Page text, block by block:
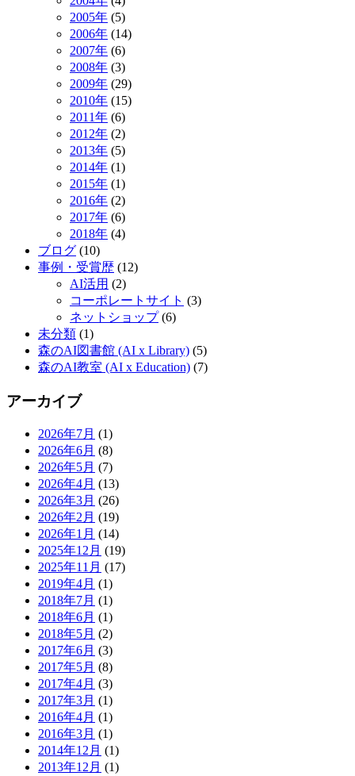
2005年 (5)
2006年 (14)
2007年 (6)
2008年 (3)
2009年 (29)
2010年 (15)
2011年 (6)
2012年 (2)
2013年 (5)
2014年 (1)
2015年 (1)
2016年 (2)
2017年 (6)
2018年 (4)
ブログ (10)
事例・受賞歴 (12)
AI活用 (2)
コーポレートサイト (3)
ネットショップ(6)
未分類 (1)
森のAI図書館 (AI x Library) (5)
森のAI教室 (AI x Education) (7)
アーカイブ
2026年7月 (1)
2026年6月 (8)
2026年5月 (7)
2026年4月 (13)
2026年3月 (26)
2026年2月 (19)
2026年1月 (14)
2025年12月 (19)
2025年11月 (17)
2019年4月 (1)
2018年7月 (1)
2018年6月 (1)
2018年5月 (2)
2017年6月 (3)
2017年5月 (8)
2017年4月 (3)
2017年3月 (1)
2016年4月 (1)
2016年3月 (1)
2014年12月 (1)
2013年12月 (1)